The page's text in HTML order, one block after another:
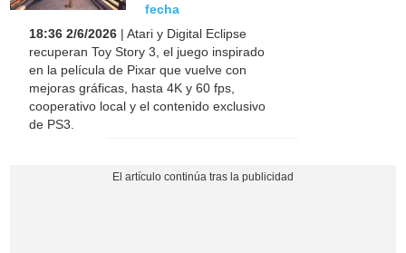
fecha
18:36 2/6/2026 | Atari y Digital Eclipse
recuperan Toy Story 3, el juego inspirado
en la película de Pixar que vuelve con
mejoras gráficas, hasta 4K y 60 fps,
cooperativo local y el contenido exclusivo
de PS3.